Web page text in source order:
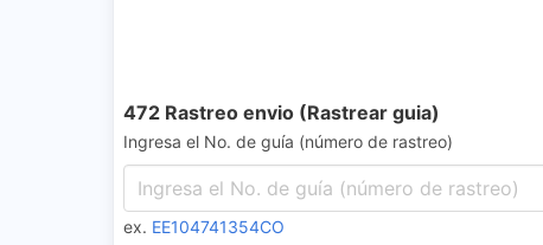
472 Rastreo envio (Rastrear guia)
Ingresa el No. de guía (número de rastreo)
ex. EE104741354CO